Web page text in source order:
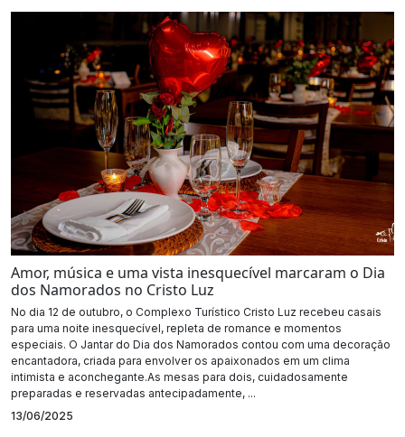
Amor, música e uma vista inesquecível marcaram o Dia
dos Namorados no Cristo Luz
No dia 12 de outubro, o Complexo Turístico Cristo Luz recebeu casais
para uma noite inesquecível, repleta de romance e momentos
especiais. O Jantar do Dia dos Namorados contou com uma decoração
encantadora, criada para envolver os apaixonados em um clima
intimista e aconchegante.As mesas para dois, cuidadosamente
preparadas e reservadas antecipadamente, ...
13/06/2025